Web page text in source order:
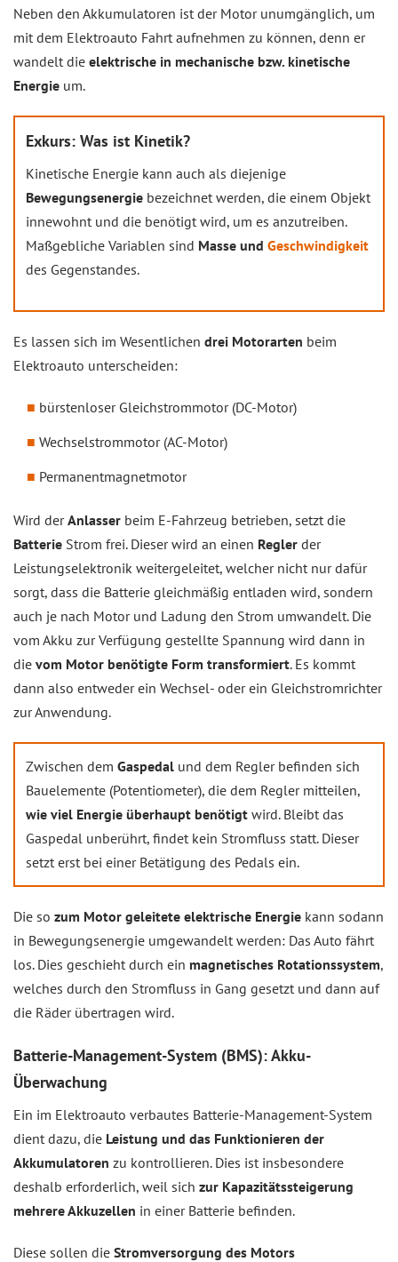
Neben den Akkumulatoren ist der Motor unumgänglich, um
mit dem Elektroauto Fahrt aufnehmen zu können, denn er
wandelt die elektrische in mechanische bzw. kinetische
Energie um.
Exkurs: Was ist Kinetik?
Kinetische Energie kann auch als diejenige
Bewegungsenergie bezeichnet werden, die einem Objekt
innewohnt und die benötigt wird, um es anzutreiben.
Maßgebliche Variablen sind Masse und Geschwindigkeit
des Gegenstandes.
Es lassen sich im Wesentlichen drei Motorarten beim
Elektroauto unterscheiden:
bürstenloser Gleichstrommotor (DC-Motor)
Wechselstrommotor (AC-Motor)
Permanentmagnetmotor
Wird derAnlasser beim E-Fahrzeug betrieben, setzt die
Batterie Strom frei. Dieser wird an einen Regler der
Leistungselektronik weitergeleitet, welcher nicht nur dafür
sorgt, dass die Batterie gleichmäßig entladen wird, sondern
auch je nach Motor und Ladung den Strom umwandelt. Die
vom Akku zur Verfügung gestellte Spannung wird dann in
die vom Motor benötigte Form transformiert. Es kommt
dann also entweder ein Wechsel- oder ein Gleichstromrichter
zur Anwendung.
Zwischen dem Gaspedal und dem Regler befinden sich
Bauelemente (Potentiometer), die dem Regler mitteilen,
wie viel Energie überhaupt benötigt wird. Bleibt das
Gaspedal unberührt, findet kein Stromfluss statt. Dieser
setzt erst bei einer Betätigung des Pedals ein.
Die so zum Motor geleitete elektrische Energie kann sodann
in Bewegungsenergie umgewandelt werden: Das Auto fährt
los. Dies geschieht durch ein magnetisches Rotationssystem,
welches durch den Stromfluss in Gang gesetzt und dann auf
die Räder übertragen wird.
Batterie-Management-System (BMS): Akku-
Überwachung
Ein im Elektroauto verbautes Batterie-Management-System
dient dazu, die Leistung und das Funktionieren der
Akkumulatoren zu kontrollieren. Dies ist insbesondere
deshalb erforderlich, weil sich zur Kapazitätssteigerung
mehrere Akkuzellen in einer Batterie befinden.
Diese sollen die Stromversorgung des Motors